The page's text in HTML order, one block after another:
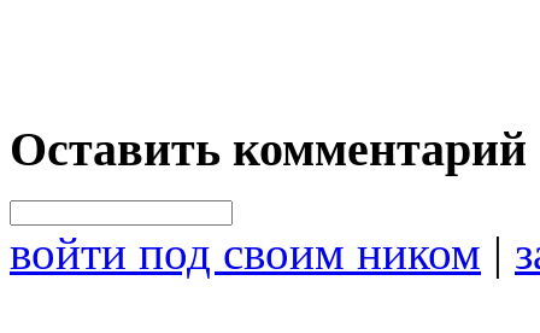
Оставить комментарий
войти под своим ником |